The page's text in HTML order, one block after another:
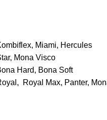
Miami, Hercules
Mona Visco
Hard, Bona Soft
Royal Max, Panter,